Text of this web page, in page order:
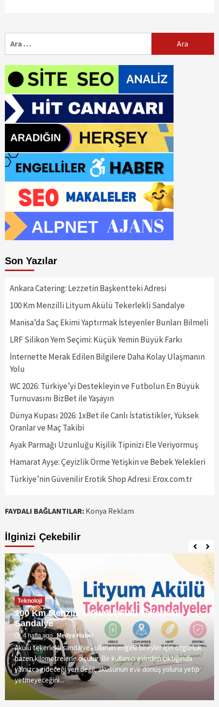
Son Yazılar
Ankara Catering: Lezzetin Başkentteki Adresi
100 Km Menzilli Lityum Akülü Tekerlekli Sandalye
Manisa’da Saç Ekimi Yaptırmak İsteyenler Bunları Bilmeli
LRF Silikon Yem Seçimi: Küçük Yemin Büyük Farkı
İnternette Merak Edilen Bilgilere Daha Kolay Ulaşmanın
Yolu
WC 2026: Türkiye’yi Destekleyin ve Futbolun En Büyük
Turnuvasını BizBet ile Yaşayın
Dünya Kupası 2026: 1xBet ile Canlı İstatistikler, Yüksek
Oranlar ve Maç Takibi
Ayak Parmağı Uzunluğu Kişilik Tipinizi Ele Veriyormuş
Hamarat Ayşe: Çeyizlik Örme Yetişkin ve Bebek Yelekleri
Türkiye’nin Güvenilir Erotik Shop Adresi: Erox.com.tr
FAYDALI BAĞLANTILAR: Konya Reklam
İlginizi Çekebilir
Teknoloji
100 Km Menzilli Lityum Akülü Tekerlekli
Sandalye
4 hafta ago Medya Haber
Akülü tekerlekli sandalye kullanan engelli bireyler için özgürlük
bazen kilometrelerle ölçülür. Bir kullanıcı evinden çıktığında
yalnızca gideceği yeri değil, aküsünün eve dönüş yoluna yetip
yetmeyeceğini...